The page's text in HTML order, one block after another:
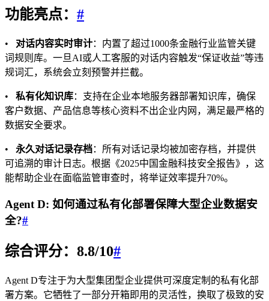
功能亮点： #
• 对话内容实时审计：内置了超过1000条金融行业监管关键
词规则库。一旦AI或人工客服的对话内容触发“保证收益”等违
规词汇，系统会立刻预警并拦截。
• 私有化知识库：支持在企业本地服务器部署知识库，确保
客户数据、产品信息等核心资料不出企业内网，满足最严格的
数据安全要求。
• 永久对话记录存档：所有对话记录均被加密存档，并提供
可追溯的审计日志。根据《2025中国金融科技安全报告》，这
能帮助企业在面临监管审查时，将举证效率提升70%。
Agent D: 如何通过私有化部署保障大型企业数据安
全?#
综合评分：8.8/10#
Agent D专注于为大型集团型企业提供可深度定制的私有化部
署方案。它牺牲了一部分开箱即用的灵活性，换取了极致的安